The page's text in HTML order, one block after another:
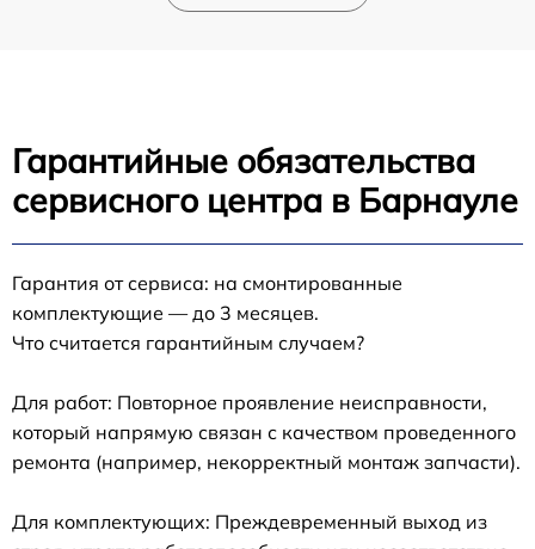
Гарантийные обязательства
сервисного центра в Барнауле
Гарантия от сервиса: на смонтированные
комплектующие — до 3 месяцев.
Что считается гарантийным случаем?
Для работ: Повторное проявление неисправности,
который напрямую связан с качеством проведенного
ремонта (например, некорректный монтаж запчасти).
Для комплектующих: Преждевременный выход из